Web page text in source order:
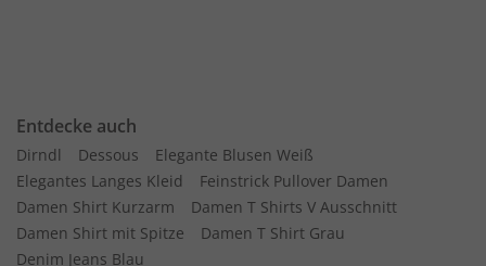
Entdecke auch
Dirndl Dessous
Elegante Blusen Weiß
Elegantes Langes Kleid
Feinstrick Pullover Damen
Damen Shirt Kurzarm
Damen T Shirts V Ausschnitt
Damen Shirt mit Spitze
Damen T Shirt Grau
Denim Jeans Blau